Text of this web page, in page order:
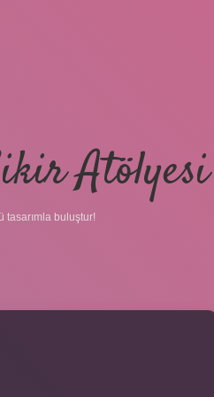
Atölyesi
tasarımla buluştur!